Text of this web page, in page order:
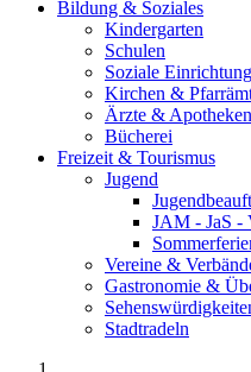
Bildung & Soziales
Kindergarten
Schulen
Soziale
Kirchen &
Ärzte & Apotheken
Bücherei
Freizeit & Tourismus
Jugend
JAM - JaS -
Vereine &
Gastronomie &
Stadtradeln